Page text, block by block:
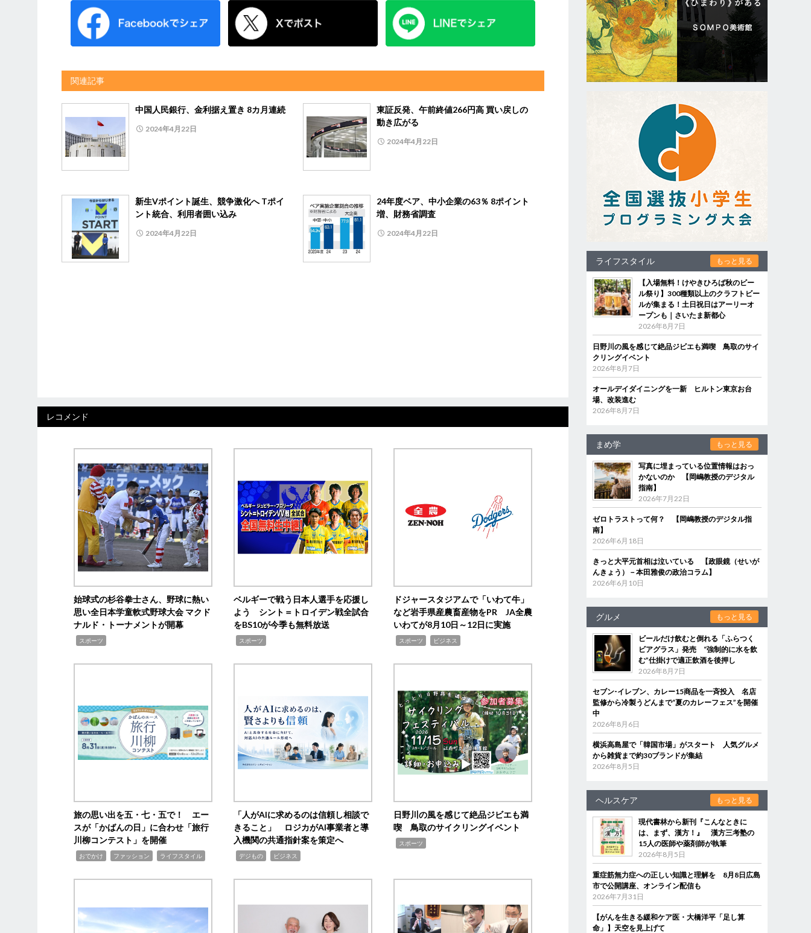
関連記事
中国人民銀行、金利据え置き 8カ月連続
2024年4月22日
東証反発、午前終値266円高 買い戻しの
動き広がる
2024年4月22日
新生Vポイント誕生、競争激化へ Tポイ
ント統合、利用者囲い込み
2024年4月22日
24年度ベア、中小企業の63％ 8ポイント
増、財務省調査
2024年4月22日
レコメンド
始球式の杉谷拳士さん、野球に熱い
思い全日本学童軟式野球大会 マクド
ナルド・トーナメントが開幕
スポーツ
ベルギーで戦う日本人選手を応援し
よう シント＝トロイデン戦全試合
をBS10が今季も無料放送
スポーツ
ドジャースタジアムで「いわて牛」
など岩手県産農畜産物をPR JA全農
いわてが8月10日～12日に実施
スポーツ ビジネス
旅の思い出を五・七・五で！ エー
スが「かばんの日」に合わせ「旅行
川柳コンテスト」を開催
おでかけ ファッション ライフスタイル
「人がAIに求めるのは信頼し相談で
きること」 ロジカがAI事業者と導
入機関の共通指針案を策定へ
デジもの ビジネス
日野川の風を感じて絶品ジビエも満
喫 鳥取のサイクリングイベント
スポーツ
ライフスタイル もっと見る
【入場無料！けやきひろば秋のビー
ル祭り】300種類以上のクラフトビー
ルが集まる！土日祝日はアーリーオ
ープンも｜さいたま新都心
2026年8月7日
日野川の風を感じて絶品ジビエも満喫 鳥取のサイ
クリングイベント
2026年8月7日
オールデイダイニングを一新 ヒルトン東京お台
場、改装進む
2026年8月7日
まめ学 もっと見る
写真に埋まっている位置情報はおっ
かないのか 【岡嶋教授のデジタル
指南】
2026年7月22日
ゼロトラストって何？ 【岡嶋教授のデジタル指
南】
2026年6月18日
きっと大平元首相は泣いている 【政眼鏡（せいが
んきょう）－本田雅俊の政治コラム】
2026年6月10日
グルメ もっと見る
ビールだけ飲むと倒れる「ふらつく
ビアグラス」発売 “強制的に水を飲
む”仕掛けで適正飲酒を後押し
2026年8月7日
セブン‐イレブン、カレー15商品を一斉投入 名店
監修から冷製うどんまで“夏のカレーフェス”を開催
中
2026年8月6日
横浜高島屋で「韓国市場」がスタート 人気グルメ
から雑貨まで約30ブランドが集結
2026年8月5日
ヘルスケア もっと見る
現代書林から新刊『こんなときに
は、まず、漢方！』 漢方三考塾の
15人の医師や薬剤師が執筆
2026年8月5日
重症筋無力症への正しい知識と理解を 8月8日広島
市で公開講座、オンライン配信も
2026年7月31日
【がんを生きる緩和ケア医・大橋洋平「足し算
命」】天空を見上げて